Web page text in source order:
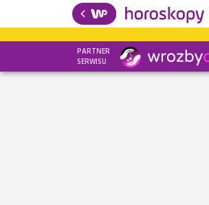
PARTNER
SERWISU